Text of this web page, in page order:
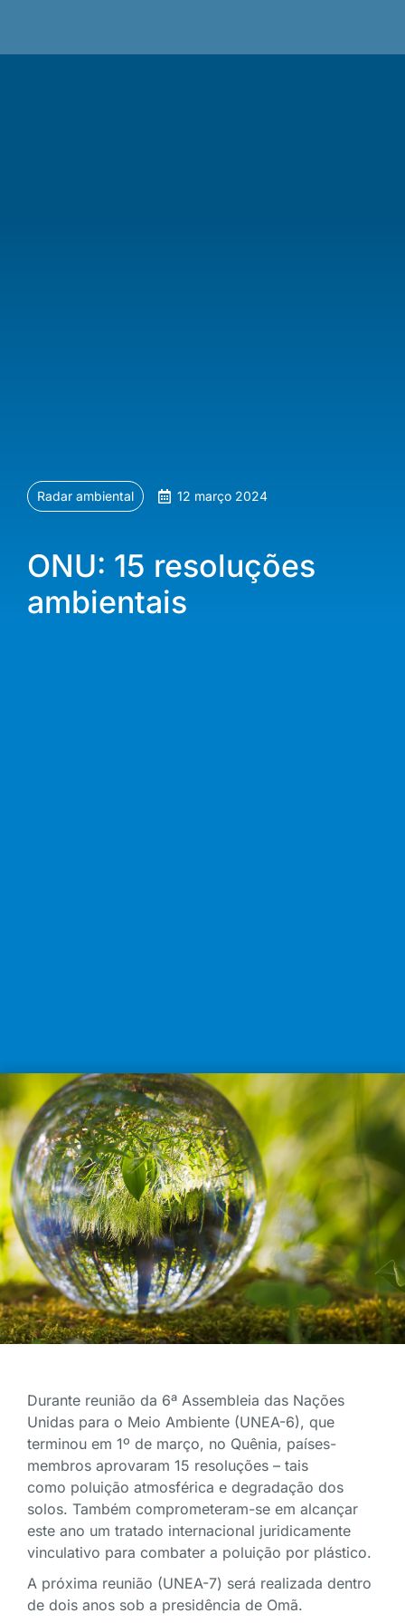
Radar ambiental 12 março 2024
ONU: 15 resoluções
ambientais
Durante reunião da 6ª Assembleia das Nações
Unidas para o Meio Ambiente (UNEA-6), que
terminou em 1º de março, no Quênia, países-
membros aprovaram 15 resoluções – tais
como poluição atmosférica e degradação dos
solos. Também comprometeram-se em alcançar
este ano um tratado internacional juridicamente
vinculativo para combater a poluição por plástico.
A próxima reunião (UNEA-7) será realizada dentro
de dois anos sob a presidência de Omã.